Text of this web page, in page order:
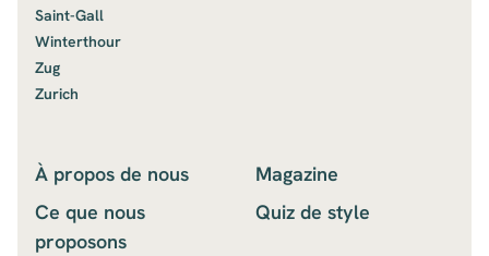
Saint-Gall
Winterthour
Zug
Zurich
À propos de nous
Magazine
Ce que nous
proposons
Quiz de style